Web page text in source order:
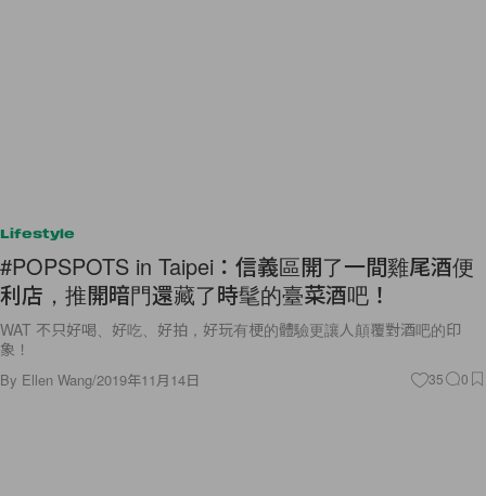
Lifestyle
#POPSPOTS in Taipei：信義區開了一間雞尾酒便
利店，推開暗門還藏了時髦的臺菜酒吧！
WAT 不只好喝、好吃、好拍，好玩有梗的體驗更讓人顛覆對酒吧的印
象！
By Ellen Wang/2019年11月14日 35 0